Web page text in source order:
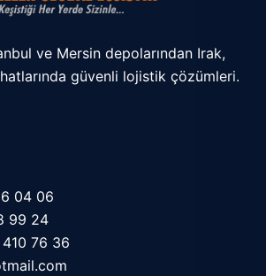
ve Mersin depolarından Irak,
hatlarında güvenli lojistik çözümleri.
04 06
99 24
76 36